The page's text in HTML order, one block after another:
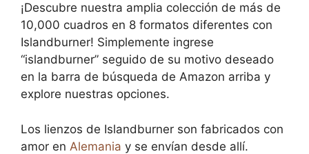
¡Descubre nuestra amplia colección de más de
10,000 cuadros en 8 formatos diferentes con
Islandburner! Simplemente ingrese
“islandburner” seguido de su motivo deseado
en la barra de búsqueda de Amazon arriba y
explore nuestras opciones.
Los lienzos de Islandburner son fabricados con
amor en Alemania y se envían desde allí.